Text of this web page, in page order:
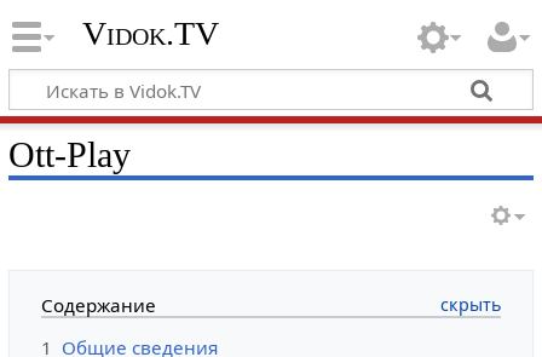
Vidok.TV
Ott-Play
Содержание
1 Общие сведения